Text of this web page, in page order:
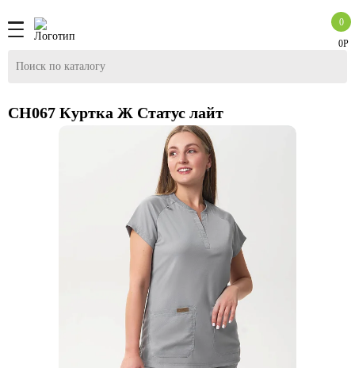
0Р
0
CH067 Куртка Ж Статус лайт